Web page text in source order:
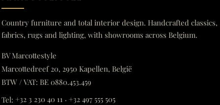
Country furniture and total interior design. Handcrafted classics,
fabrics, rugs and lighting, with showrooms across Belgium.
BV Marcottestyle
Marcottedreef 20, 2950 Kapellen, België
BTW / VAT: BE 0880.453.459
Tel: +32 3 230 40 11 · +32 497 555 505